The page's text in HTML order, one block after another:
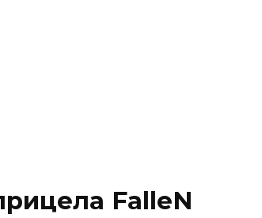
FalleN